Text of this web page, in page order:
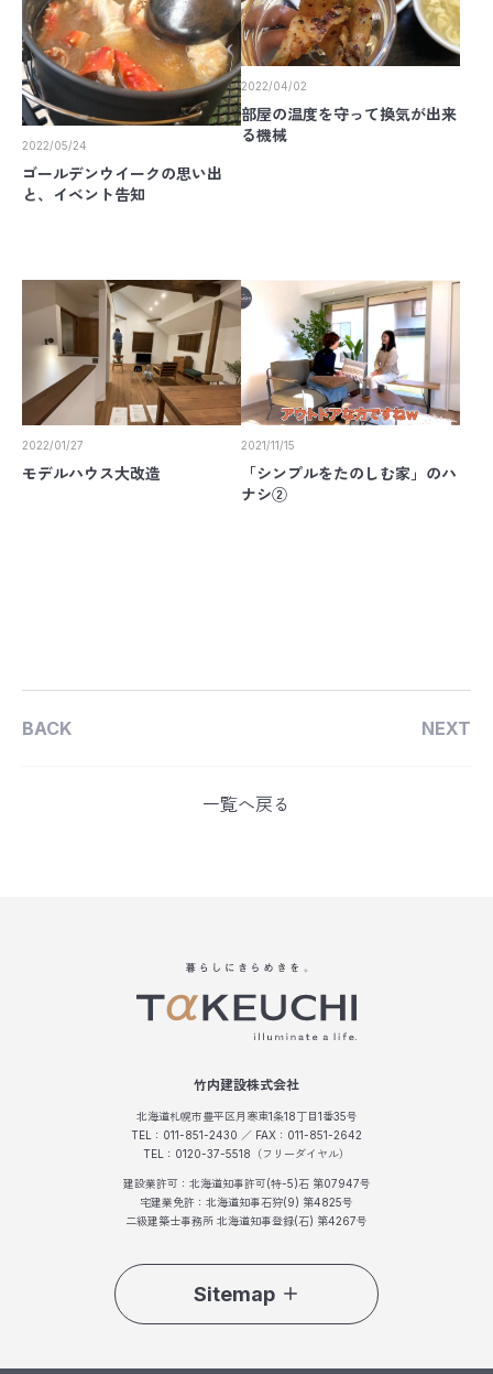
2022/05/24
ゴールデンウイークの思い出
と、イベント告知
2022/04/02
部屋の温度を守って換気が出来
る機械
2022/01/27
モデルハウス大改造
2021/11/15
「シンプルをたのしむ家」のハ
ナシ②
BACK
一覧へ戻る
NEXT
竹内建設株式会社
北海道札幌市豊平区月寒東1条18丁目1番35号
TEL：011-851-2430 ／ FAX：011-851-2642
TEL：0120-37-5518（フリーダイヤル）
建設業許可：北海道知事許可(特-5)石 第07947号
宅建業免許：北海道知事石狩(9) 第4825号
二級建築士事務所 北海道知事登録(石) 第4267号
Sitemap